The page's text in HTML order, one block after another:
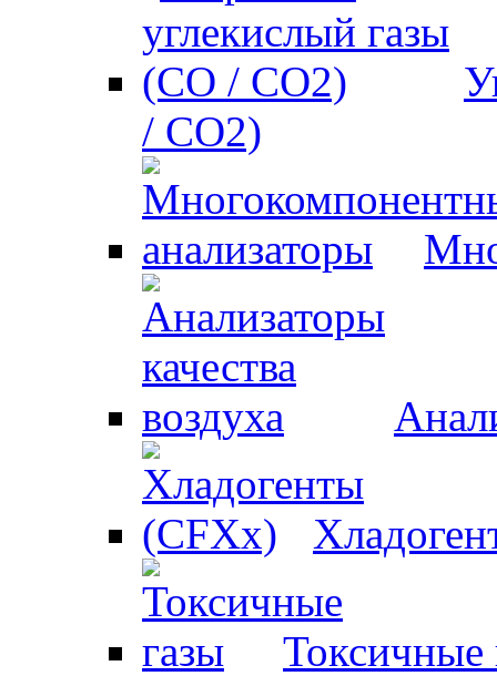
/ CO2)
Токсичные